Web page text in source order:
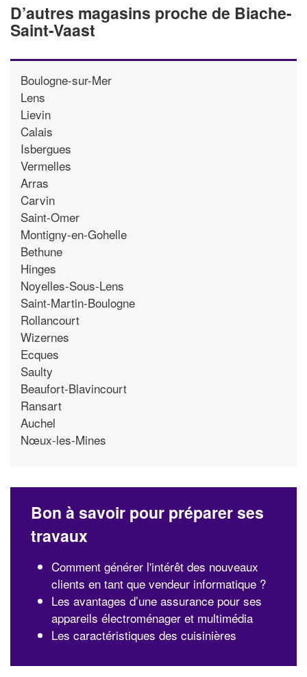
D’autres magasins proche de Biache-
Saint-Vaast
Boulogne-sur-Mer
Lens
Lievin
Calais
Isbergues
Vermelles
Arras
Carvin
Saint-Omer
Montigny-en-Gohelle
Bethune
Hinges
Noyelles-Sous-Lens
Saint-Martin-Boulogne
Rollancourt
Wizernes
Ecques
Saulty
Beaufort-Blavincourt
Ransart
Auchel
Nœux-les-Mines
Bon à savoir pour préparer ses
travaux
Comment générer l'intérêt des nouveaux
clients en tant que vendeur informatique ?
Les avantages d’une assurance pour ses
appareils électroménager et multimédia
Les caractéristiques des cuisinières